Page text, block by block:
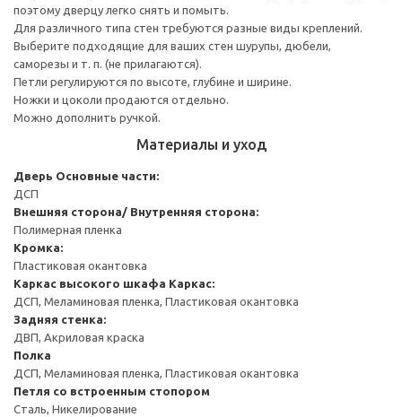
поэтому дверцу легко снять и помыть.
Для различного типа стен требуются разные виды креплений.
Выберите подходящие для ваших стен шурупы, дюбели,
саморезы и т. п. (не прилагаются).
Петли регулируются по высоте, глубине и ширине.
Ножки и цоколи продаются отдельно.
Можно дополнить ручкой.
Материалы и уход
Дверь Основные части:
ДСП
Внешняя сторона/ Внутренняя сторона:
Полимерная пленка
Кромка:
Пластиковая окантовка
Каркас высокого шкафа Каркас:
ДСП, Меламиновая пленка, Пластиковая окантовка
Задняя стенка:
ДВП, Акриловая краска
Полка
ДСП, Меламиновая пленка, Пластиковая окантовка
Петля со встроенным стопором
Сталь, Никелирование